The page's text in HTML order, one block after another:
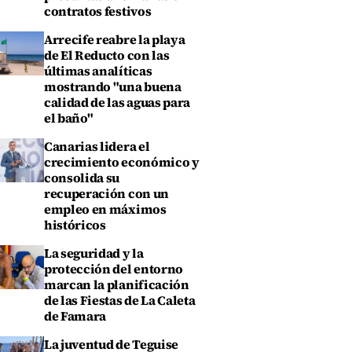
contratos festivos
Arrecife reabre la playa
de El Reducto con las
últimas analíticas
mostrando "una buena
calidad de las aguas para
el baño"
Canarias lidera el
crecimiento económico y
consolida su
recuperación con un
empleo en máximos
históricos
La seguridad y la
protección del entorno
marcan la planificación
de las Fiestas de La Caleta
de Famara
La juventud de Teguise